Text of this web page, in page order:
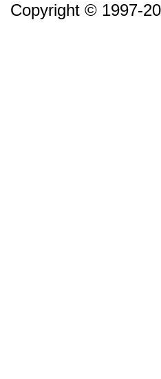
Copyright © 1997-